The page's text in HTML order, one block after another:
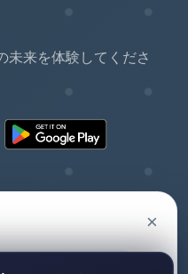
未来を体験してくださ
×